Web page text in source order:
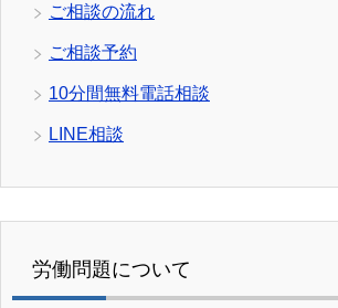
ご相談の流れ
ご相談予約
10分間無料電話相談
LINE相談
労働問題について